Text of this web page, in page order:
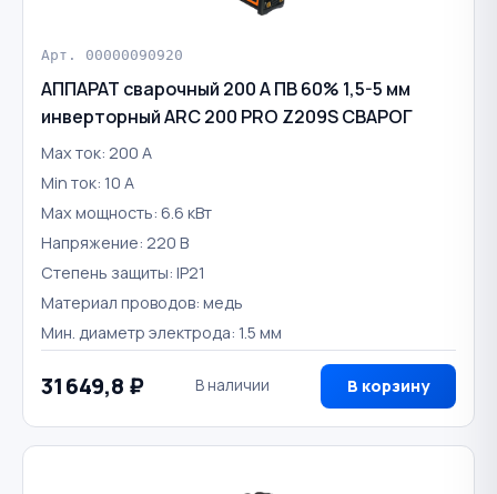
Арт. 00000090920
АППАРАТ сварочный 200 А ПВ 60% 1,5-5 мм
инверторный ARC 200 PRO Z209S СВАРОГ
Max ток: 200 А
Min ток: 10 А
Max мощность: 6.6 кВт
Напряжение: 220 В
Степень защиты: IP21
Материал проводов: медь
Мин. диаметр электрода: 1.5 мм
31 649,8 ₽ В наличии В корзину